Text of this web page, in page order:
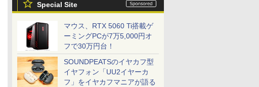
Special Site
マウス、RTX 5060 Ti搭載ゲ
ーミングPCが7万5,000円オ
フで30万円台！
SOUNDPEATSのイヤカフ型
イヤフォン「UU2イヤーカ
フ」をイヤカフマニアが語る